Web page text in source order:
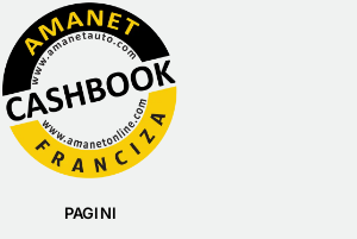
PAGINI